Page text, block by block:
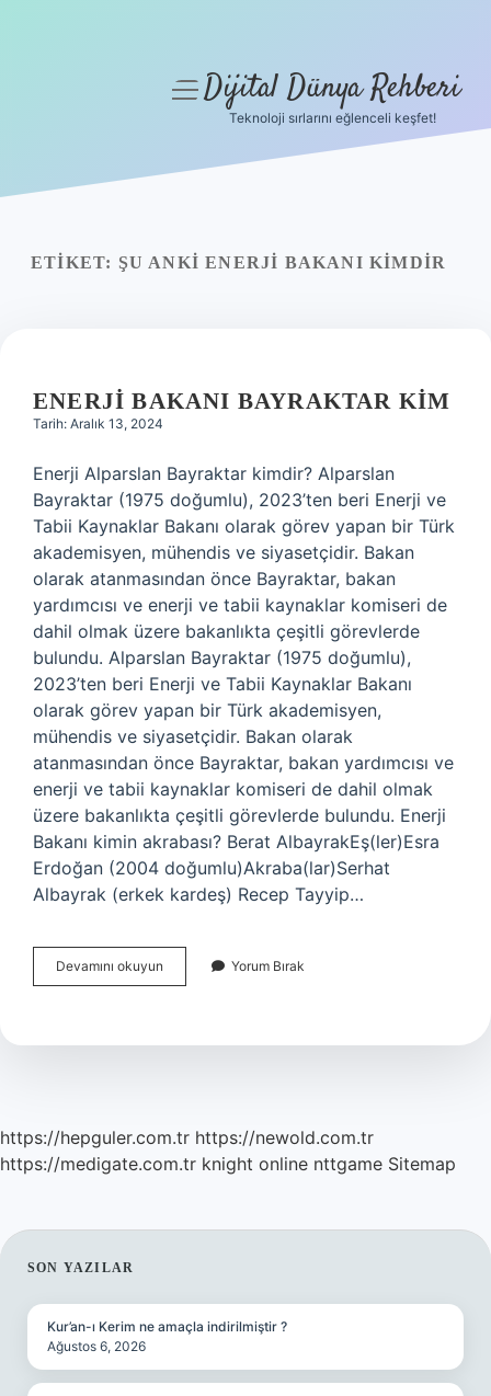
Yasal Uyarı
menüyüDijital Dünya Rehberi
Teknoloji sırlarını eğlenceli keşfet!
ETIKET: ŞU ANKI ENERJI BAKANI KIMDIR
ENERJI BAKANI BAYRAKTAR KIM
Tarih: Aralık 13, 2024
Enerji Alparslan Bayraktar kimdir? Alparslan
Bayraktar (1975 doğumlu), 2023’ten beri Enerji ve
Tabii Kaynaklar Bakanı olarak görev yapan bir Türk
akademisyen, mühendis ve siyasetçidir. Bakan
olarak atanmasından önce Bayraktar, bakan
yardımcısı ve enerji ve tabii kaynaklar komiseri de
dahil olmak üzere bakanlıkta çeşitli görevlerde
bulundu. Alparslan Bayraktar (1975 doğumlu),
2023’ten beri Enerji ve Tabii Kaynaklar Bakanı
olarak görev yapan bir Türk akademisyen,
mühendis ve siyasetçidir. Bakan olarak
atanmasından önce Bayraktar, bakan yardımcısı ve
enerji ve tabii kaynaklar komiseri de dahil olmak
üzere bakanlıkta çeşitli görevlerde bulundu. Enerji
Bakanı kimin akrabası? Berat AlbayrakEş(ler)Esra
Erdoğan (2004 doğumlu)Akraba(lar)Serhat
Albayrak (erkek kardeş) Recep Tayyip…
Devamını okuyun
Bakanı
Yorum Bırak
https://hepguler.com.tr https://newold.com.tr
https://medigate.com.tr knight online nttgame Sitemap
SIDEBAR
SON YAZILAR
Kur’an-ı Kerim ne amaçla indirilmiştir ?
Ağustos 6, 2026